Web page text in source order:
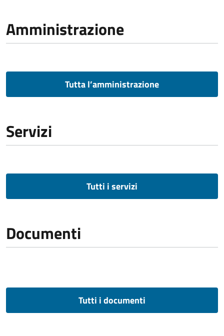
Amministrazione
Tutta l’amministrazione
Servizi
Tutti i servizi
Documenti
Tutti i documenti